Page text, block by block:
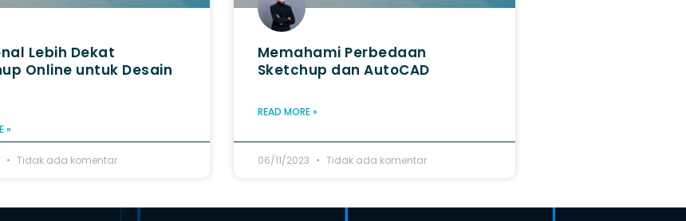
Lebih Dekat
Online untuk Desain
»
Tidak ada komentar
Memahami Perbedaan
Sketchup dan AutoCAD
READ MORE »
06/11/2023 Tidak ada komentar